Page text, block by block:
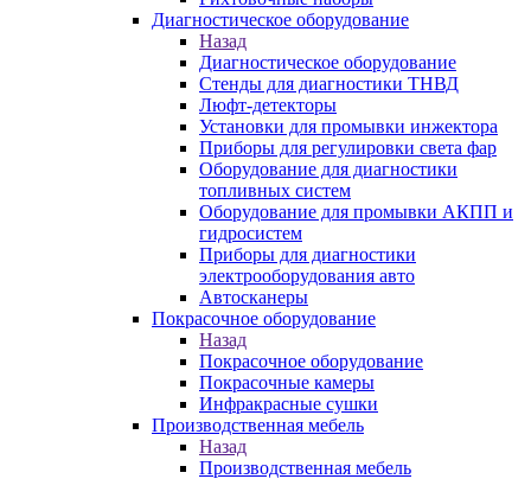
Диагностическое оборудование
Назад
Диагностическое оборудование
Стенды для диагностики ТНВД
Люфт-детекторы
Установки для промывки инжектора
Приборы для регулировки света фар
Оборудование для диагностики
топливных систем
Оборудование для промывки АКПП и
гидросистем
Приборы для диагностики
электрооборудования авто
Автосканеры
Покрасочное оборудование
Назад
Покрасочное оборудование
Покрасочные камеры
Инфракрасные сушки
Производственная мебель
Назад
Производственная мебель